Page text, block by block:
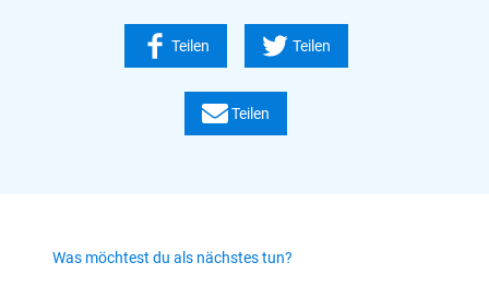
Teilen Teilen
Teilen
Was möchtest du als nächstes tun?